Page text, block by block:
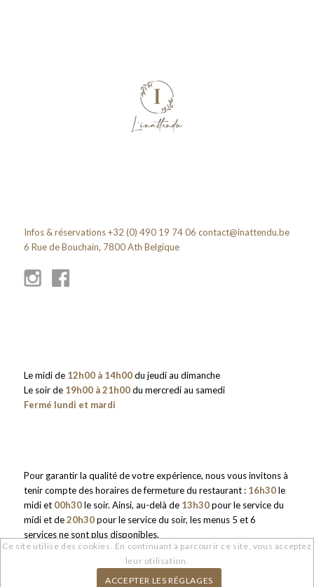
Infos & réservations +32 (0) 490 19 74 06 contact@inattendu.be
6 Rue de Bouchain, 7800 Ath Belgique
Le midi de 12h00 à 14h00du jeudi au dimanche
Le soir de 19h00 à 21h00du mercredi au samedi
Fermé lundi et mardi
Pour garantir la qualité de votre expérience, nous vous invitons à
tenir compte des horaires de fermeture du restaurant : 16h30le
midi et 00h30le soir. Ainsi, au-delà de 13h30pour le service du
midi et de20h30pour le service du soir, les menus 5 et 6
services ne sont plus disponibles.
Ce site utilise des cookies. En continuant à parcourir ce site, vous acceptez
leur utilisation.
ACCEPTER LES RÉGLAGES